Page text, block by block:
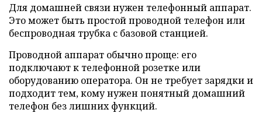
Для домашней связи нужен телефонный аппарат.
Это может быть простой проводной телефон или
беспроводная трубка с базовой станцией.
Проводной аппарат обычно проще: его
подключают к телефонной розетке или
оборудованию оператора. Он не требует зарядки и
подходит тем, кому нужен понятный домашний
телефон без лишних функций.